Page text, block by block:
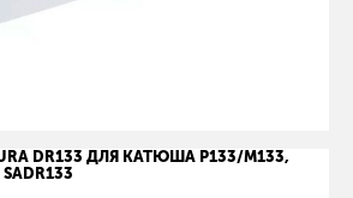
DR133 ДЛЯ КАТЮША Р133/М133,